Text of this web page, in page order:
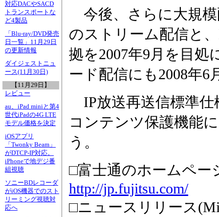
対応DACやSACD
トランスポートな
ど4製品
「Blu-ray/DVD発売
日一覧」11月29日
の更新情報
ダイジェストニュ
ース(11月30日)
【11月29日】
レビュー
au、iPad miniと第4
世代iPadの4G LTE
モデル価格を決定
iOSアプリ
「Twonky Beam」
がDTCP-IP対応。
iPhoneで地デジ番
組視聴
ソニーBDレコーダ
がiOS機器でのスト
リーミング視聴対
応へ
今後、さらに大規模
のストリーム配信と
拠を2007年9月を目処
ード配信にも2008年6
IP放送再送信標準仕
コンテンツ保護機能
う。
□富士通のホームペー
http://jp.fujitsu.com/
□ニュースリリース